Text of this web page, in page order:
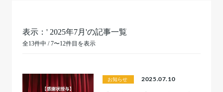
表示：' 2025年7月'の記事一覧
全13件中 / 7〜12件目を表示
お知らせ 2025.07.10